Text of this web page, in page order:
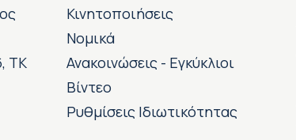
ΤΚ
Κινητοποιήσεις
Νομικά
Ανακοινώσεις - Εγκύκλιοι
Βίντεο
Ρυθμίσεις Ιδιωτικότητας